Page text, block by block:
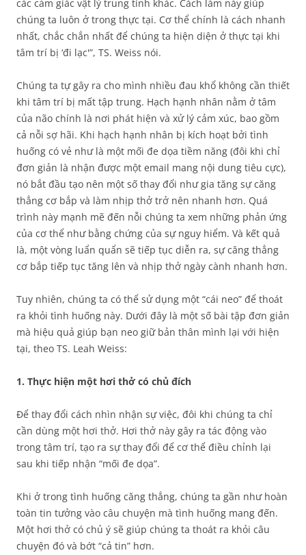
các cảm giác vật lý trung tính khác. Cách làm này giúp
chúng ta luôn ở trong thực tại. Cơ thể chính là cách nhanh
nhất, chắc chắn nhất để chúng ta hiện diện ở thực tại khi
tâm trí bị ‘đi lạc'”, TS. Weiss nói.
Chúng ta tự gây ra cho mình nhiều đau khổ không cần thiết
khi tâm trí bị mất tập trung. Hạch hạnh nhân nằm ở tâm
của não chính là nơi phát hiện và xử lý cảm xúc, bao gồm
cả nỗi sợ hãi. Khi hạch hạnh nhân bị kích hoạt bởi tình
huống có vẻ như là một mối đe dọa tiềm năng (đôi khi chỉ
đơn giản là nhận được một email mang nội dung tiêu cực),
nó bắt đầu tạo nên một số thay đổi như gia tăng sự căng
thẳng cơ bắp và làm nhịp thở trở nên nhanh hơn. Quá
trình này mạnh mẽ đến nỗi chúng ta xem những phản ứng
của cơ thể như bằng chứng của sự nguy hiểm. Và kết quả
là, một vòng luẩn quẩn sẽ tiếp tục diễn ra, sự căng thẳng
cơ bắp tiếp tục tăng lên và nhịp thở ngày cành nhanh hơn.
Tuy nhiên, chúng ta có thể sử dụng một “cái neo” để thoát
ra khỏi tình huống này. Dưới đây là một số bài tập đơn giản
mà hiệu quả giúp bạn neo giữ bản thân mình lại với hiện
tại, theo TS. Leah Weiss:
1. Thực hiện một hơi thở có chủ đích
Để thay đổi cách nhìn nhận sự việc, đôi khi chúng ta chỉ
cần dùng một hơi thở. Hơi thở này gây ra tác động vào
trong tâm trí, tạo ra sự thay đổi để cơ thể điều chỉnh lại
sau khi tiếp nhận “mối đe dọa”.
Khi ở trong tình huống căng thẳng, chúng ta gần như hoàn
toàn tin tưởng vào câu chuyện mà tình huống mang đến.
Một hơi thở có chủ ý sẽ giúp chúng ta thoát ra khỏi câu
chuyện đó và bớt “cả tin” hơn.